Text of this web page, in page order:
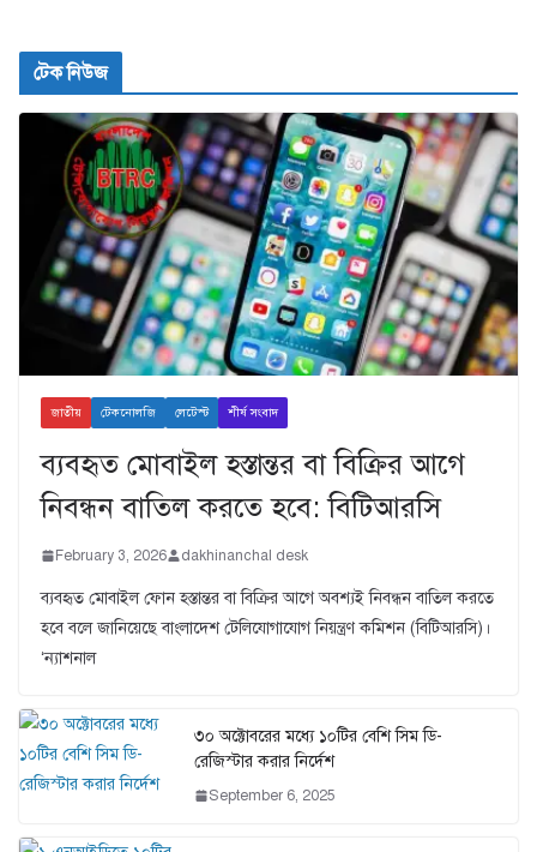
টেক নিউজ
জাতীয় টেকনোলজি লেটেস্ট শীর্ষ সংবাদ
ব্যবহৃত মোবাইল হস্তান্তর বা বিক্রির আগে
নিবন্ধন বাতিল করতে হবে: বিটিআরসি
February 3, 2026 dakhinanchal desk
ব্যবহৃত মোবাইল ফোন হস্তান্তর বা বিক্রির আগে অবশ্যই নিবন্ধন বাতিল করতে
হবে বলে জানিয়েছে বাংলাদেশ টেলিযোগাযোগ নিয়ন্ত্রণ কমিশন (বিটিআরসি)।
‘ন্যাশনাল
৩০ অক্টোবরের মধ্যে ১০টির বেশি সিম ডি-
রেজিস্টার করার নির্দেশ
September 6, 2025